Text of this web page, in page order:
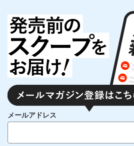
メールアドレス